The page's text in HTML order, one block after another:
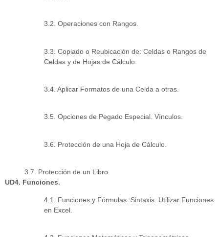
3.2. Operaciones con Rangos.
3.3. Copiado o Reubicación de: Celdas o Rangos de
Celdas y de Hojas de Cálculo.
3.4. Aplicar Formatos de una Celda a otras.
3.5. Opciones de Pegado Especial. Vínculos.
3.6. Protección de una Hoja de Cálculo.
3.7. Protección de un Libro.
UD4. Funciones.
4.1. Funciones y Fórmulas. Sintaxis. Utilizar Funciones
en Excel.